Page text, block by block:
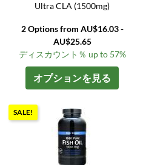
Ultra CLA (1500mg)
2 Options from AU$16.03 -
AU$25.65
ディスカウント％ up to 57%
オプションを見る
SALE!